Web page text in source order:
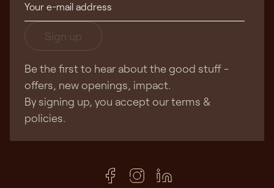
Sign up
Be the first to hear about the good stuff -
offers, new openings, impact.
By signing up, you accept our terms &
policies.